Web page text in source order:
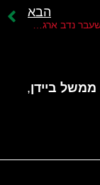
הבא
ראש השב"כ לשעבר נדב ארגמן ייחקר במשטרה אך ספק רב אם יועמד לדין
ממשל ביידן,